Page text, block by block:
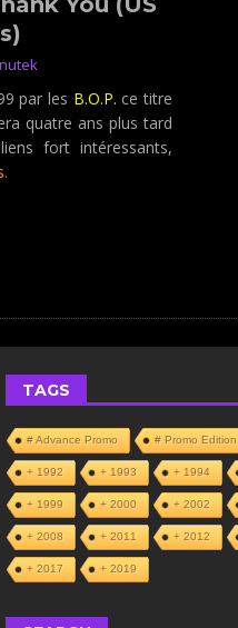
par les B.O.P. ce titre
quatre ans plus tard
fort intéressants,
TAGS
# Advance Promo # Promo Edition
+ 1992 + 1993 + 1994
+ 1999 + 2000 + 2002
+ 2008 + 2011 + 2012
+ 2017 + 2019